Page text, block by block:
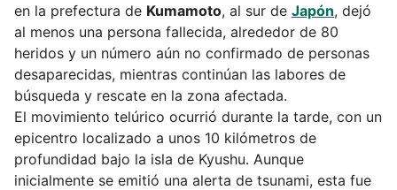
en la prefectura de Kumamoto, al sur de Japón, dejó
al menos una persona fallecida, alrededor de 80
heridos y un número aún no confirmado de personas
desaparecidas, mientras continúan las labores de
búsqueda y rescate en la zona afectada.
El movimiento telúrico ocurrió durante la tarde, con un
epicentro localizado a unos 10 kilómetros de
profundidad bajo la isla de Kyushu. Aunque
inicialmente se emitió una alerta de tsunami, esta fue